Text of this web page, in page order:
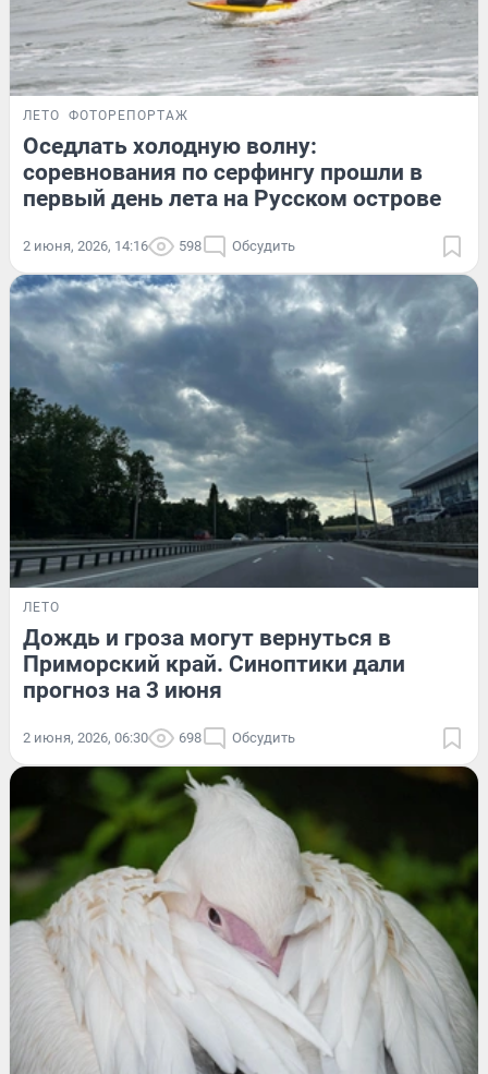
ЛЕТО ФОТОРЕПОРТАЖ
Оседлать холодную волну:
соревнования по серфингу прошли в
первый день лета на Русском острове
2 июня, 2026, 14:16 598 Обсудить
ЛЕТО
Дождь и гроза могут вернуться в
Приморский край. Синоптики дали
прогноз на 3 июня
2 июня, 2026, 06:30 698 Обсудить